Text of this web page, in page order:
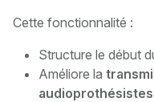
Cette fonctionnalité :
Structure le début
Améliore la
audioprothésistes